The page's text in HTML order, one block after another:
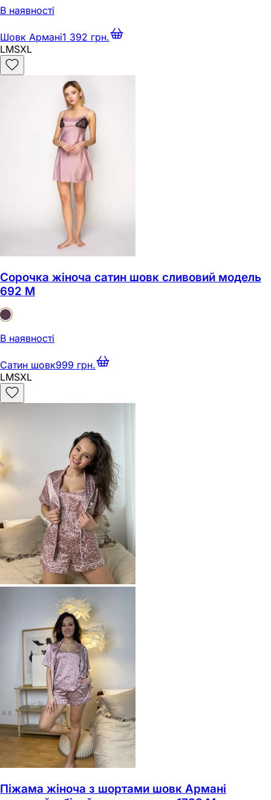
В наявності
Шовк Армані1 392 грн.
LMSXL
Сорочка жіноча сатин шовк сливовий модель
692 M
В наявності
Сатин шовк999 грн.
LMSXL
Піжама жіноча з шортами шовк Армані